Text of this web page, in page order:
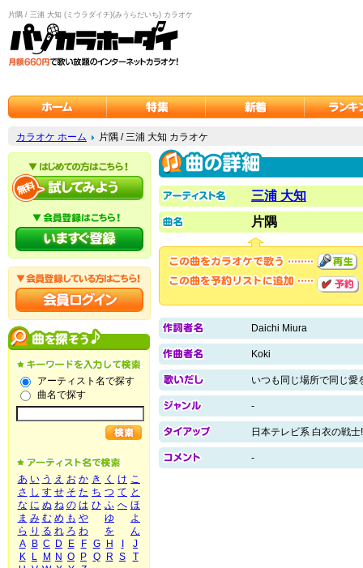
片隅 / 三浦 大知 (ミウラダイチ)(みうらだいち) カラオケ
カラオケ ホーム 片隅 / 三浦 大知 カラオケ
アーティスト名で探す
曲名で探す
あ い う え お か き く け こ
さ し す せ そ た ち つ て と
な に ぬ ね の は ひ ふ へ ほ
ま み む め も や ゆ
よ
ら り る れ ろ わ を
ん
A
B C D E F G H
J
K
L M N O P Q R S
T
三浦 大知
片隅
Daichi Miura
Koki
いつも同じ場所で同じ愛
-
日本テレビ系 白衣の戦
-